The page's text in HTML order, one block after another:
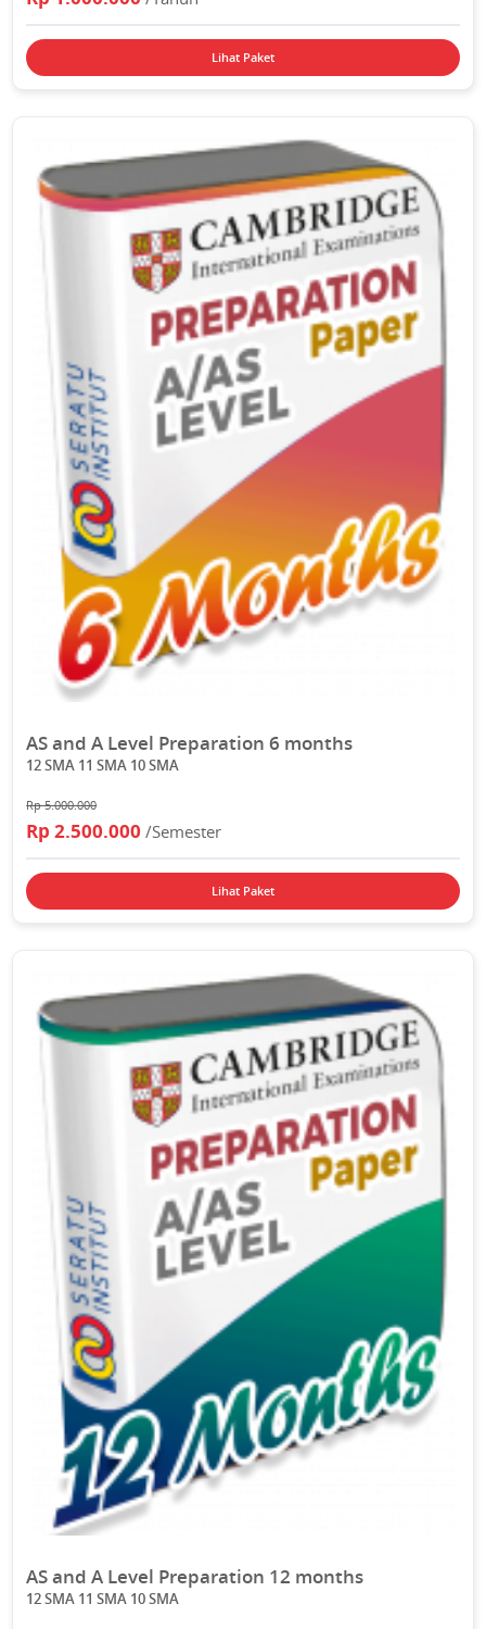
Lihat Paket
AS and A Level Preparation 6 months
12 SMA 11 SMA 10 SMA
Rp 5.000.000
Rp 2.500.000/Semester
Lihat Paket
AS and A Level Preparation 12 months
12 SMA 11 SMA 10 SMA